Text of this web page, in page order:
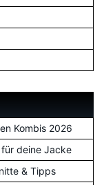
Kombis 2026
deine Jacke
& Tipps